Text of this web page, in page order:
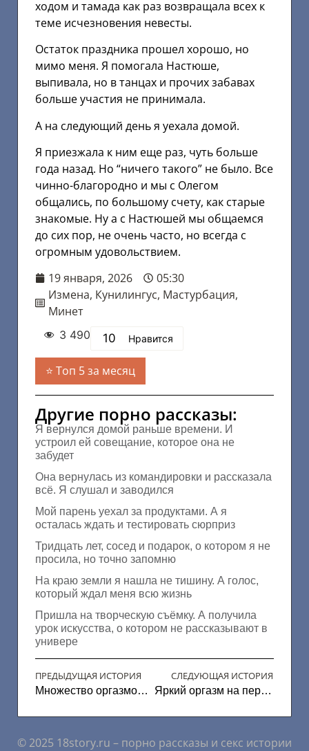
ходом и тамада как раз возвращала всех к
теме исчезновения невесты.
Остаток праздника прошел хорошо, но
мимо меня. Я помогала Настюше,
выпивала, но в танцах и прочих забавах
больше участия не принимала.
А на следующий день я уехала домой.
Я приезжала к ним еще раз, чуть больше
года назад. Но “ничего такого” не было. Все
чинно-благородно и мы с Олегом
общались, по большому счету, как старые
знакомые. Ну а с Настюшей мы общаемся
до сих пор, не очень часто, но всегда с
огромным удовольствием.
19 января, 2026
05:30
Измена, Кунилингус, Мастурбация,
Минет
3 490 10 Нравится
Топ 5 за месяц
Другие порно рассказы:
Я вернулся домой раньше времени. И
устроил ей совещание, которое она не
забудет
Она вернулась из командировки и рассказала
всё. Я слушал и заводился
Мой парень уехал за продуктами. А я
осталась ждать и тестировать сюрприз
Тридцать лет, сосед и подарок, о котором я не
просила, но точно запомню
На краю земли я нашла не тишину. А голос,
который ждал меня всю жизнь
Пришла на творческую съёмку. А получила
урок искусства, о котором не рассказывают в
универе
ПРЕДЫДУЩАЯ ИСТОРИЯ
Множество оргазмов от двух парней
СЛЕДУЮЩАЯ ИСТОРИЯ
Яркий оргазм на первом свидание
© 2025 18story.ru – порно рассказы и секс истории